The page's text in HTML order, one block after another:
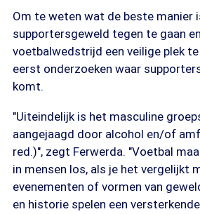
Om te weten wat de beste manier
supportersgeweld tegen te gaan
voetbalwedstrijd een veilige plek
eerst onderzoeken waar
komt.
"Uiteindelijk is het masculine
aangejaagd door alcohol en/of
red.)", zegt Ferwerda. "Voetbal
in mensen los, als je het vergelijkt
evenementen of vormen van
en historie spelen een